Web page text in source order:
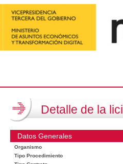
Detalle de la
Datos Generales
Organismo
Tipo Procedimiento